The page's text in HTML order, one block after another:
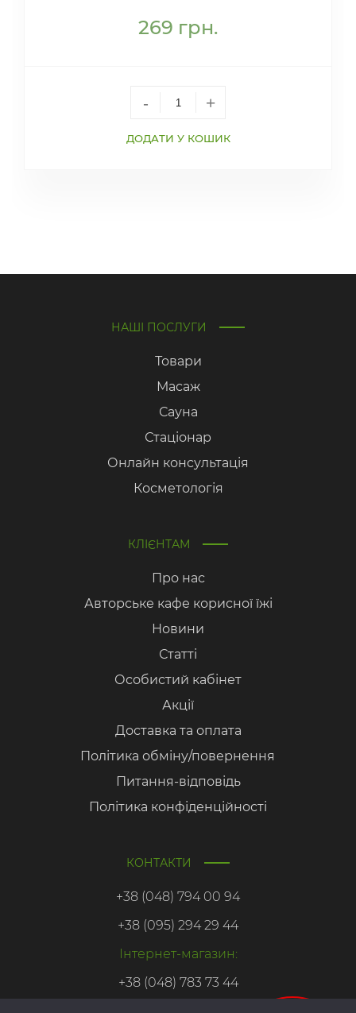
269 грн.
- +
ДОДАТИ У КОШИК
НАШІ ПОСЛУГИ
Товари
Масаж
Сауна
Стаціонар
Онлайн консультація
Косметологія
КЛІЄНТАМ
Про нас
Авторське кафе корисної їжі
Новини
Статті
Особистий кабінет
Акції
Доставка та оплата
Політика обміну/повернення
Питання-відповідь
Політика конфіденційності
КОНТАКТИ
+38 (048) 794 00 94
+38 (095) 294 29 44
Інтернет-магазин:
+38 (048) 783 73 44